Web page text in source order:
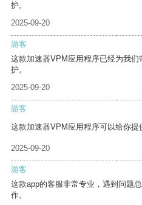
护。
2025-09-20
游客
这款加速器VPM应用程序已经为我
护。
2025-09-20
游客
这款加速器VPM应用程序可以给你提
2025-09-20
游客
这款app的客服非常专业，遇到问题
作。